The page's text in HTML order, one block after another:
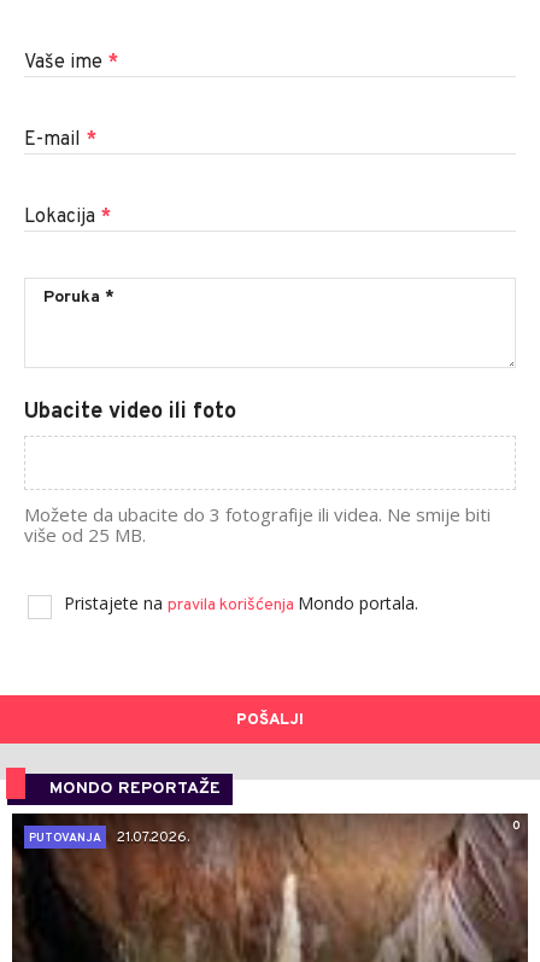
Vaše ime *
E-mail *
Lokacija *
Ubacite video ili foto
Možete da ubacite do 3 fotografije ili videa. Ne smije biti
više od 25 MB.
Pristajete na pravila korišćenja Mondo portala.
POŠALJI
MONDO REPORTAŽE
0
PUTOVANJA
21.07.2026.